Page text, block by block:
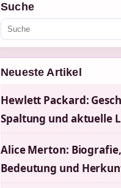
Suche
Neueste Artikel
Hewlett Packard:
Spaltung und aktuelle
Alice Merton:
Bedeutung und